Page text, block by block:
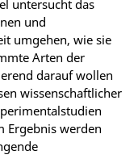
untersucht das
und
umgehen, wie sie
Arten der
darauf wollen
wissenschaftlicher
Ergebnis werden